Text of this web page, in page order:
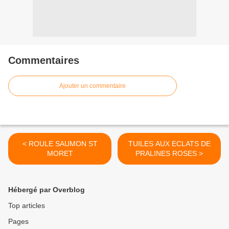
Commentaires
Ajouter un commentaire
< ROULE SAUMON ST
MORET
TUILES AUX ECLATS DE
PRALINES ROSES >
Hébergé par Overblog
Top articles
Pages